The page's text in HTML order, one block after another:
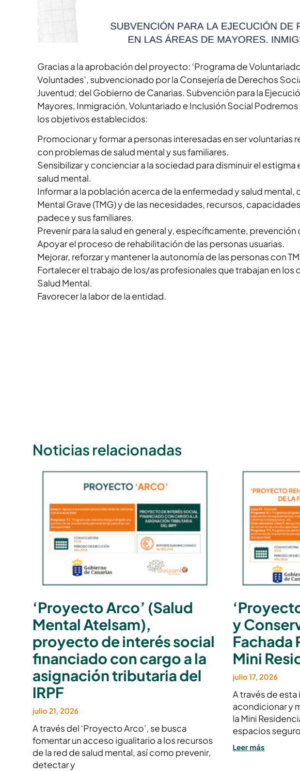
Gracias a la aprobación del proyecto: ‘Programa de
Voluntades’, subvencionado por la Consejería de Derechos
Juventud; del Gobierno de Canarias. Subvención para la
Mayores, Inmigración, Voluntariado e Inclusión Social
los objetivos establecidos:
Promocionar y formar a personas interesadas en ser voluntarias
con problemas de salud mental y sus familiares.
Sensibilizar y concienciar a la sociedad para disminuir el
salud mental.
Informar a la población acerca de la enfermedad y salud
Mental Grave (TMG) y de las necesidades, recursos,
padece y sus familiares.
Prevenir para la salud en general y, específicamente, prevención
Apoyar el proceso de rehabilitación de las personas usuarias.
Mejorar, reforzar y mantener la autonomía de las personas con
Fortalecer el trabajo de los/as profesionales que trabajan en los
Salud Mental.
Favorecer la labor de la entidad.
Noticias relacionadas
‘Proyecto Arco’ (Salud
Mental Atelsam),
proyecto de interés social
financiado con cargo a la
asignación tributaria del
IRPF
julio 21, 2026
A través del ‘Proyecto Arco’, se busca
fomentar un acceso igualitario a los recursos
de la red de salud mental, así como prevenir,
detectar y
y
Fachada
Mini
julio 17, 2026
A través de
acondicionar y
la Mini
espacios
Leer más